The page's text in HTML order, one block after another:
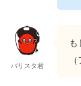
バリスタ君